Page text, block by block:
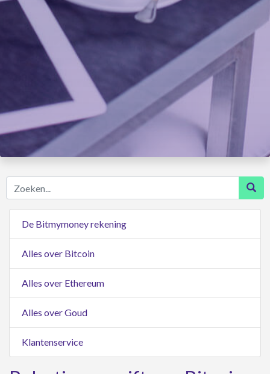
Zoeken...
De Bitmymoney rekening
Alles over Bitcoin
Alles over Ethereum
Alles over Goud
Klantenservice